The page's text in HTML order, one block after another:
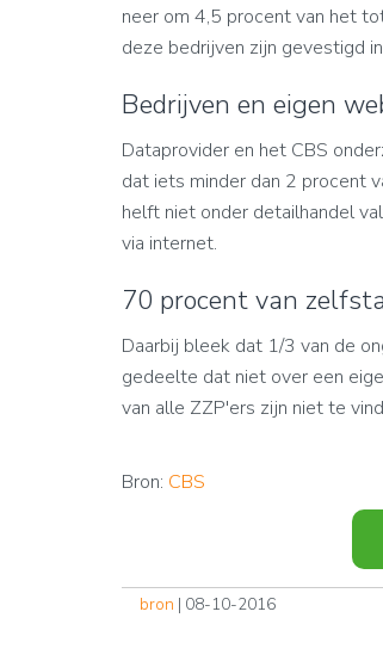
neer om 4,5 procent van het
deze bedrijven zijn gevestigd
Bedrijven en eigen
Dataprovider en het CBS
dat iets minder dan 2 procent
helft niet onder detailhandel
via internet.
70 procent van
Daarbij bleek dat 1/3 van de
gedeelte dat niet over een
van alle ZZP'ers zijn niet te
Bron: CBS
bron | 08-10-2016